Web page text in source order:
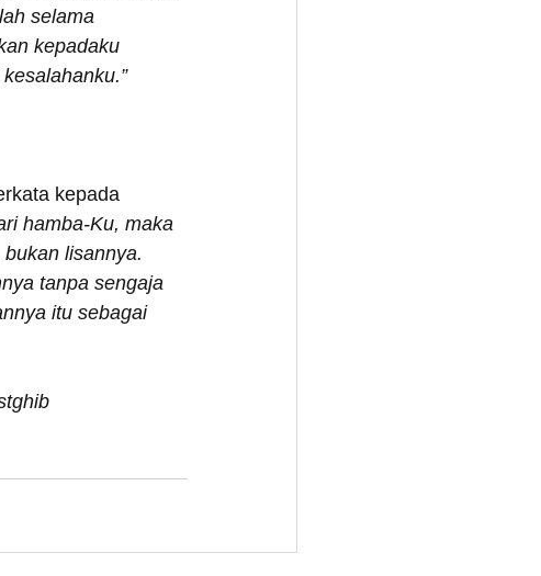
selama
kepadaku
kepada
hamba-Ku, maka
lisannya.
tanpa sengaja
itu sebagai